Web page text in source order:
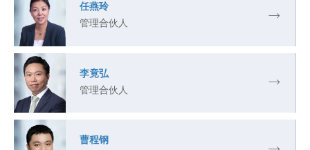
任燕玲
管理合伙人
李竟弘
管理合伙人
曹程钢